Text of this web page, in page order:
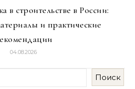
в строительстве в России:
и практические
04.08.2026
Поиск